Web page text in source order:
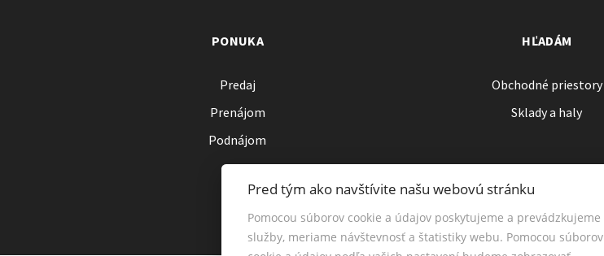
PONUKA
Predaj
Prenájom
Podnájom
HĽADÁM
Obchodné priestory
Sklady a haly
Pred tým ako navštívite našu webovú stránku
Pomocou súborov cookie a údajov poskytujeme a prevádzkujeme
služby, meriame návštevnosť a štatistiky webu. Pomocou súborov